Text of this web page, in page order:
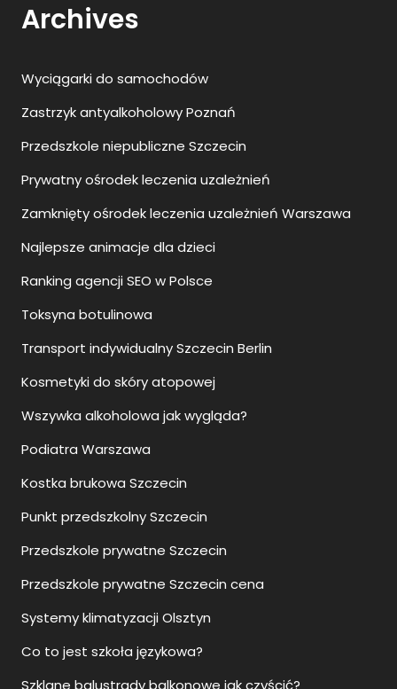
Archives
Wyciągarki do samochodów
Zastrzyk antyalkoholowy Poznań
Przedszkole niepubliczne Szczecin
Prywatny ośrodek leczenia uzależnień
Zamknięty ośrodek leczenia uzależnień Warszawa
Najlepsze animacje dla dzieci
Ranking agencji SEO w Polsce
Toksyna botulinowa
Transport indywidualny Szczecin Berlin
Kosmetyki do skóry atopowej
Wszywka alkoholowa jak wygląda?
Podiatra Warszawa
Kostka brukowa Szczecin
Punkt przedszkolny Szczecin
Przedszkole prywatne Szczecin
Przedszkole prywatne Szczecin cena
Systemy klimatyzacji Olsztyn
Co to jest szkoła językowa?
Szklane balustrady balkonowe jak czyścić?